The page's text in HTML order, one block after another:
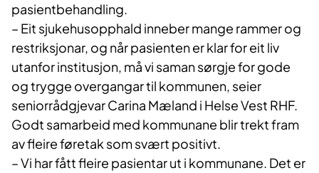
pasientbehandling.
– Eit sjukehusopphald inneber mange rammer og
restriksjonar, og når pasienten er klar for eit liv
utanfor institusjon, må vi saman sørgje for gode
og trygge overgangar til kommunen, seier
seniorrådgjevar Carina Mæland i Helse Vest RHF.
Godt samarbeid med kommunane blir trekt fram
av fleire føretak som svært positivt.
– Vi har fått fleire pasientar ut i kommunane. Det er